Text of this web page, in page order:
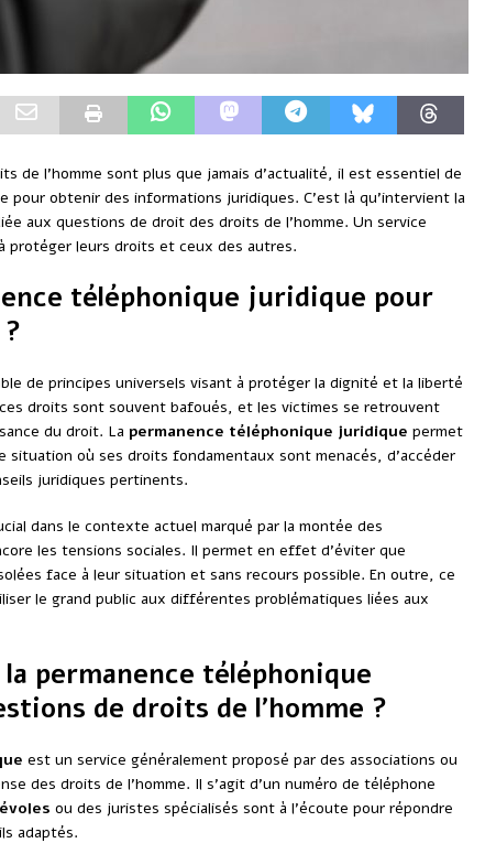
de l’homme sont plus que jamais d’actualité, il est essentiel de
pour obtenir des informations juridiques. C’est là qu’intervient la
aux questions de droit des droits de l’homme. Un service
protéger leurs droits et ceux des autres.
téléphonique juridique pour
de principes universels visant à protéger la dignité et la liberté
droits sont souvent bafoués, et les victimes se retrouvent
du droit. La permanence téléphonique juridique permet
où ses droits fondamentaux sont menacés, d’accéder
juridiques pertinents.
dans le contexte actuel marqué par la montée des
les tensions sociales. Il permet en effet d’éviter que
face à leur situation et sans recours possible. En outre, ce
le grand public aux différentes problématiques liées aux
permanence téléphonique
de droits de l’homme ?
est un service généralement proposé par des associations ou
des droits de l’homme. Il s’agit d’un numéro de téléphone
ou des juristes spécialisés sont à l’écoute pour répondre
adaptés.